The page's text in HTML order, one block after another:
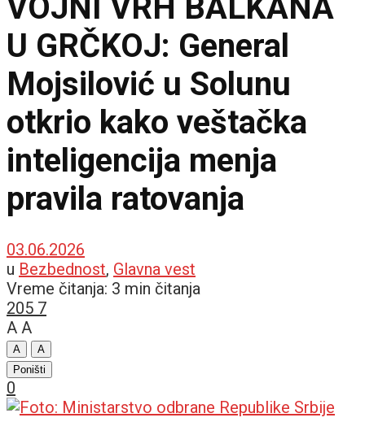
U GRČKOJ: General
Mojsilović u Solunu
otkrio kako veštačka
inteligencija menja
pravila ratovanja
03.06.2026
u Bezbednost, Glavna vest
Vreme čitanja: 3 min čitanja
205 7
A A
A
A
Poništi
0